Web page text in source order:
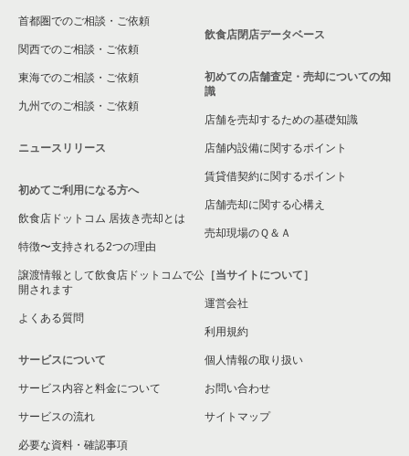
首都圏でのご相談・ご依頼
関西でのご相談・ご依頼
東海でのご相談・ご依頼
九州でのご相談・ご依頼
ニュースリリース
初めてご利用になる方へ
飲食店ドットコム 居抜き売却とは
特徴〜支持される2つの理由
譲渡情報として飲食店ドットコムで公
開されます
よくある質問
サービスについて
サービス内容と料金について
サービスの流れ
必要な資料・確認事項
飲食店閉店データベース
初めての店舗査定・売却についての知
識
店舗を売却するための基礎知識
店舗内設備に関するポイント
賃貸借契約に関するポイント
店舗売却に関する心構え
売却現場のＱ＆Ａ
［当サイトについて］
運営会社
利用規約
個人情報の取り扱い
お問い合わせ
サイトマップ